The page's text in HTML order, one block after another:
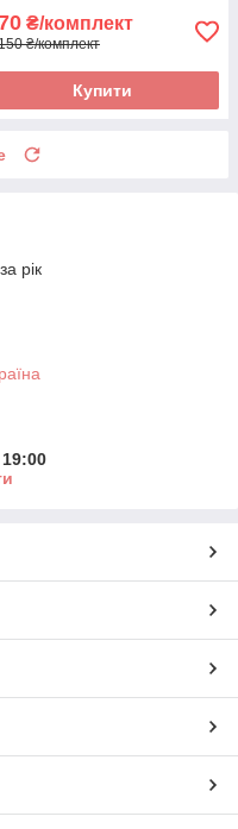
₴/комплект
₴/комплект
Купити
рік